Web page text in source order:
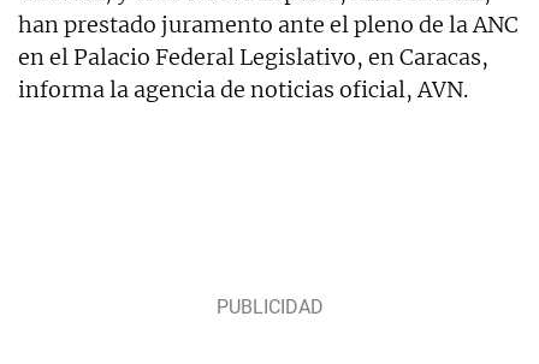
han prestado juramento ante el pleno de la ANC
en el Palacio Federal Legislativo, en Caracas,
informa la agencia de noticias oficial, AVN.